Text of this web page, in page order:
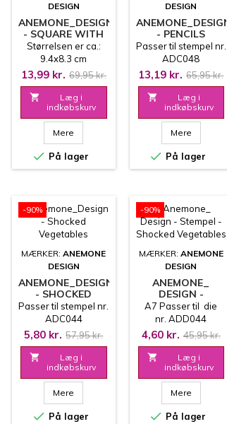
DESIGN
ANEMONE_DESIGN
- SQUARE WITH
HOLES
Størrelsen er ca.:
9.4x8.3 cm
13,99 kr. 69,95 kr.

Læg i
indkøbskurv
Mere
 På lager
DESIGN
ANEMONE_DESIGN
- PENCILS
Passer til stempel nr.
ADC048
13,19 kr. 65,95 kr.

Læg i
indkøbskurv
Mere
 På lager
-90%
MÆRKER:ANEMONE
DESIGN
ANEMONE_DESIGN
- SHOCKED
VEGETABLES
Passer til stempel nr.
ADC044
5,80 kr. 57,95 kr.

Læg i
indkøbskurv
Mere
 På lager
-90%
MÆRKER: ANEMONE
DESIGN
ANEMONE_
DESIGN -
STEMPEL -
SHOCKED
VEGETABLES
A7 Passer til die
nr. ADD044
4,60 kr. 45,95 kr.

Læg i
indkøbskurv
Mere
 På lager